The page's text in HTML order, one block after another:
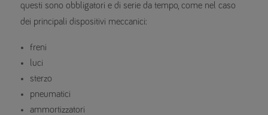
questi sono obbligatori e di serie da tempo, come nel caso
dei principali dispositivi meccanici:
freni
luci
sterzo
pneumatici
ammortizzatori